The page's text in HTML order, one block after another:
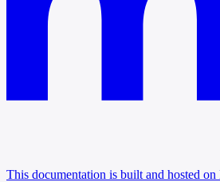
This documentation is built and hosted